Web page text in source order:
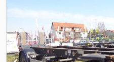
Scheibenbremse * EBS
Hebe- und Senkeinrichtung